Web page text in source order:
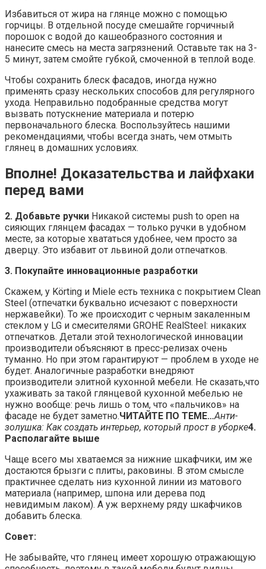
Избавиться от жира на глянце можно с помощью
горчицы. В отдельной посуде смешайте горчичный
порошок с водой до кашеобразного состояния и
нанесите смесь на места загрязнений. Оставьте так на 3-
5 минут, затем смойте губкой, смоченной в теплой воде.
Чтобы сохранить блеск фасадов, иногда нужно
применять сразу нескольких способов для регулярного
ухода. Неправильно подобранные средства могут
вызвать потускнение материала и потерю
первоначального блеска. Воспользуйтесь нашими
рекомендациями, чтобы всегда знать, чем отмыть
глянец в домашних условиях.
Вполне! Доказательства и лайфхаки
перед вами
2. Добавьте ручки Никакой системы push to open на
сияющих глянцем фасадах — только ручки в удобном
месте, за которые хвататься удобнее, чем просто за
дверцу. Это избавит от львиной доли отпечатков.
3. Покупайте инновационные разработки
Скажем, у Körting и Miele есть техника с покрытием Clean
Steel (отпечатки буквально исчезают с поверхности
нержавейки). То же происходит с черным закаленным
стеклом у LG и смесителями GROHE RealSteel: никаких
отпечатков. Детали этой технологической инновации
производители объясняют в пресс-релизах очень
туманно. Но при этом гарантируют — проблем в уходе не
будет. Аналогичные разработки внедряют
производители элитной кухонной мебели. Не сказать,что
ухаживать за такой глянцевой кухонной мебелью не
нужно вообще: речь лишь о том, что «пальчиков» на
фасаде не будет заметно.ЧИТАЙТЕ ПО ТЕМЕ…Анти-
золушка: Как создать интерьер, который прост в уборке4.
Располагайте выше
Чаще всего мы хватаемся за нижние шкафчики, им же
достаются брызги с плиты, раковины. В этом смысле
практичнее сделать низ кухонной линии из матового
материала (например, шпона или дерева под
невидимым лаком). А уж верхнему ряду шкафчиков
добавить блеска.
Совет:
Не забывайте, что глянец имеет хорошую отражающую